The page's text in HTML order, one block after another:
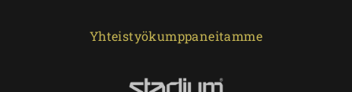
Yhteistyökumppaneitamme